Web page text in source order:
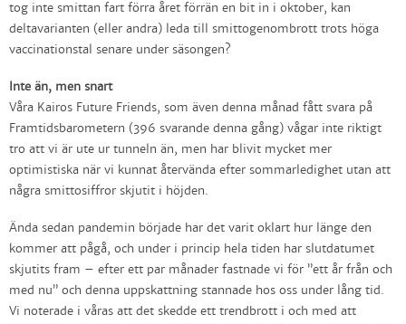
tog inte smittan fart förra året förrän en bit in i oktober, kan
deltavarianten (eller andra) leda till smittogenombrott trots höga
vaccinationstal senare under säsongen?
Inte än, men snart
Våra Kairos Future Friends, som även denna månad fått svara på
Framtidsbarometern (396 svarande denna gång) vågar inte riktigt
tro att vi är ute ur tunneln än, men har blivit mycket mer
optimistiska när vi kunnat återvända efter sommarledighet utan att
några smittosiffror skjutit i höjden.
Ända sedan pandemin började har det varit oklart hur länge den
kommer att pågå, och under i princip hela tiden har slutdatumet
skjutits fram – efter ett par månader fastnade vi för ”ett år från och
med nu” och denna uppskattning stannade hos oss under lång tid.
Vi noterade i våras att det skedde ett trendbrott i och med att